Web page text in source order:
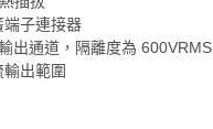
子連接器
出通道，隔離度為 600VRMS
出範圍